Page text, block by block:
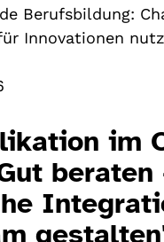
Berufsbildung:
Innovationen
im
beraten